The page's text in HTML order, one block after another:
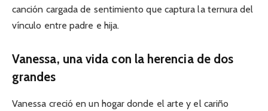
canción cargada de sentimiento que captura la ternura del
vínculo entre padre e hija.
Vanessa, una vida con la herencia de dos
grandes
Vanessa creció en un hogar donde el arte y el cariño